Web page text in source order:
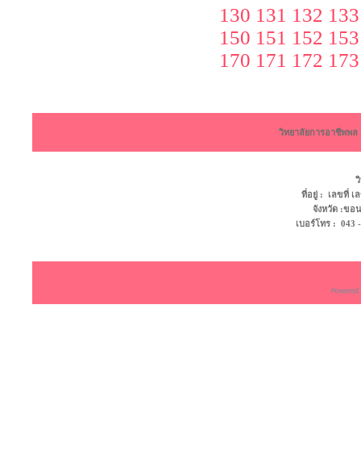
130 131 132 133
150 151 152 153
170 171 172 173
วิทยาลัยการอาชีพพ
ที่อยู่ : เลขที่ เ
จังหวัด :ข
เบอร์โทร :